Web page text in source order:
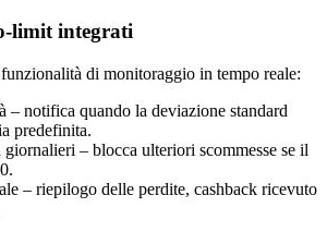
integrati
di monitoraggio in tempo reale:
– notifica quando la deviazione standard
predefinita.
– blocca ulteriori scommesse se il
– riepilogo delle perdite, cashback ricevuto